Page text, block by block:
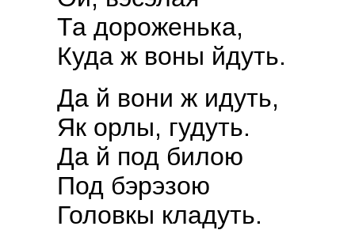
Та дороженька,
Куда ж воны йдуть.
Да й вони ж идуть,
Як орлы, гудуть.
Да й под билою
Под бэрэзою
Головкы кладуть.